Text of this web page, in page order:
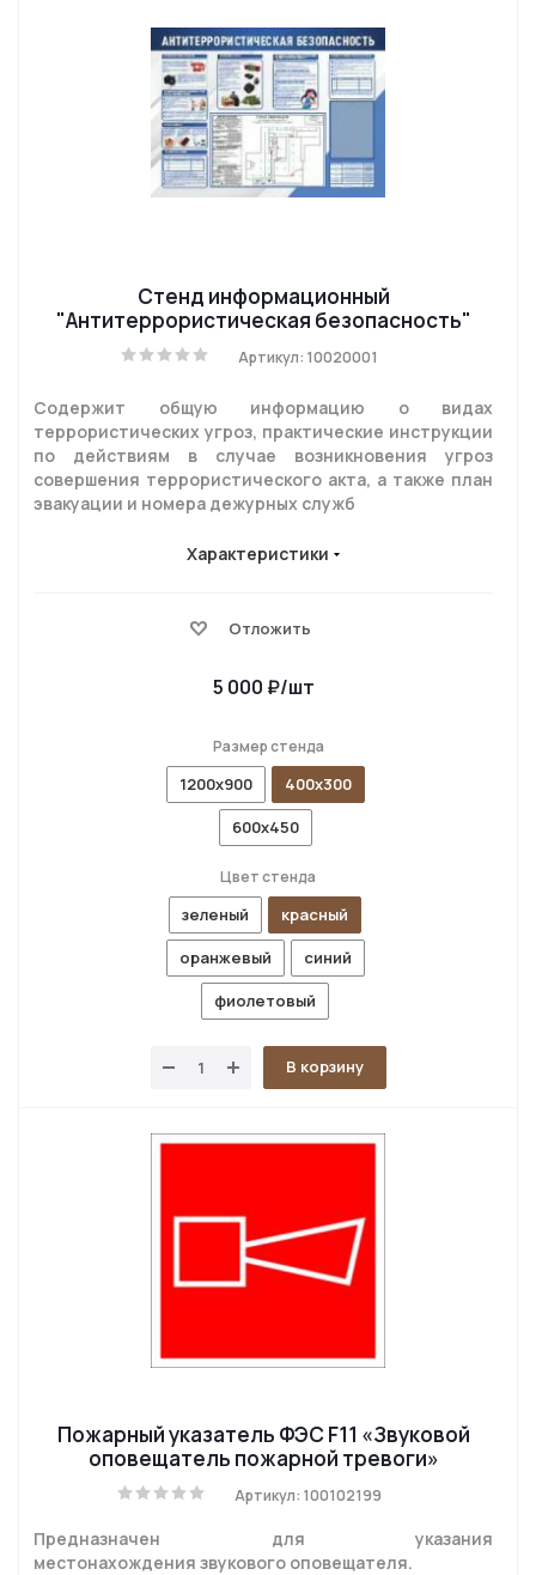
Стенд информационный
"Антитеррористическая безопасность"
Артикул: 10020001
Содержит общую информацию о видах
террористических угроз, практические инструкции
по действиям в случае возникновения угроз
совершения террористического акта, а также план
эвакуации и номера дежурных служб
Характеристики
Отложить
5 000 ₽/шт
Размер стенда
1200х900
400х300
600х450
Цвет стенда
зеленый
красный
оранжевый
синий
фиолетовый
В корзину
Пожарный указатель ФЭС F11 «Звуковой
оповещатель пожарной тревоги»
Артикул: 100102199
Предназначен для указания
местонахождения звукового оповещателя.